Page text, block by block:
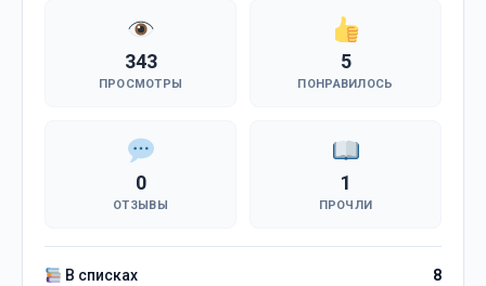
343
ПРОСМОТРЫ
5
ПОНРАВИЛОСЬ
0
ОТЗЫВЫ
1
ПРОЧЛИ
В списках
8